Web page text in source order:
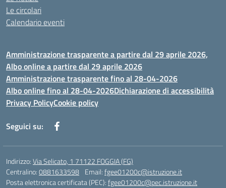
Le circolari
Calendario eventi
Amministrazione trasparente a partire dal 29 aprile 2026,
Albo online a partire dal 29 aprile 2026
Amministrazione trasparente fino al 28-04-2026
Albo online fino al 28-04-2026Dichiarazione di accessibilità
Privacy PolicyCookie policy
Seguici su:
Indirizzo:Via Selicato, 1 71122 FOGGIA (FG)
Centralino:0881633598 Email:fgee01200c@istruzione.it
Posta elettronica certificata (PEC):fgee01200c@pec.istruzione.it